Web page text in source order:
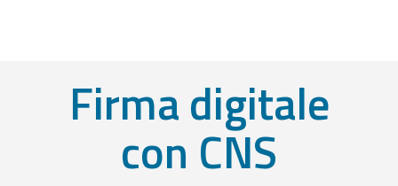
Firma digitale
con CNS